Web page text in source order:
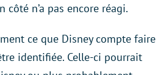
côté n’a pas encore réagi.
ce que Disney compte faire
identifiée. Celle-ci pourrait